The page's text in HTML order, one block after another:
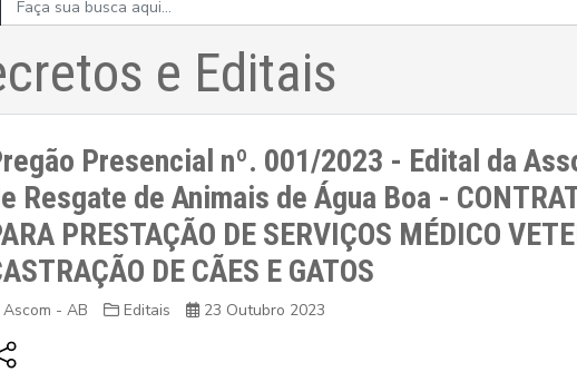
e Editais
Presencial nº. 001/2023 - Edital da
Resgate de Animais de Água Boa -
PRESTAÇÃO DE SERVIÇOS MÉDICO
DE CÃES E GATOS
Ascom - AB Editais 23 Outubro 2023